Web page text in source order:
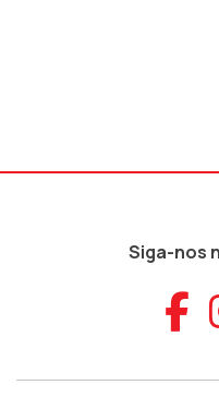
Siga-nos